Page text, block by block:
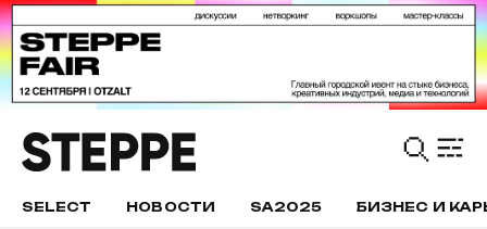
SELECT НОВОСТИ SA2025 БИЗНЕС И